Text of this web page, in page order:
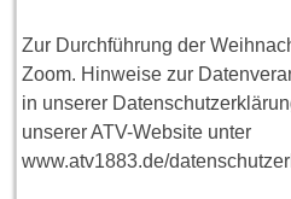
Zur Durchführung der
Zoom. Hinweise zur
in unserer
unserer ATV-Website unter
www.atv1883.de/